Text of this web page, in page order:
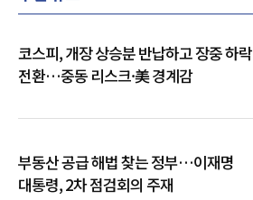
코스피, 개장 상승분 반납하고 장중 하락
전환…중동 리스크·美 경계감
부동산 공급 해법 찾는 정부…이재명
대통령, 2차 점검회의 주재